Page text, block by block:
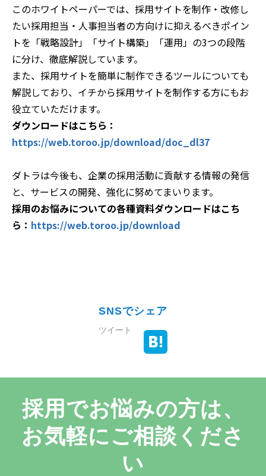
このホワイトペーパーでは、採用サイトを制作・改修し
たい採用担当・人事担当者の方向けに抑えるべきポイン
トを「戦略設計」「サイト構築」「運用」の3つの段階
に分け、徹底解説しています。
また、採用サイトを簡単に制作できるツールについても
解説しており、イチから採用サイトを制作する方にもお
役立ていただけます。
ダウンロードはこちら：
https://web.toroo.jp/download/doc_dl37
ダトラは今後も、企業の採用活動に貢献する情報の発信
と、サービスの開発、強化に努めてまいります。
採用のお悩みについての各種資料ダウンロードはこち
ら： https://web.toroo.jp/download
SNSでシェア
ツイート
採用でお悩みの方は、
お気軽にご相談くださ
い